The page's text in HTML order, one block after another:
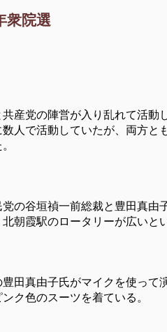
衆院選
産党の陣営が入り乱れて活
人で活動していたが、両方
の谷垣禎一前総裁と豊田真
朝霞駅のロータリーが広い
田真由子氏がマイクを使っ
ク色のスーツを着ている。